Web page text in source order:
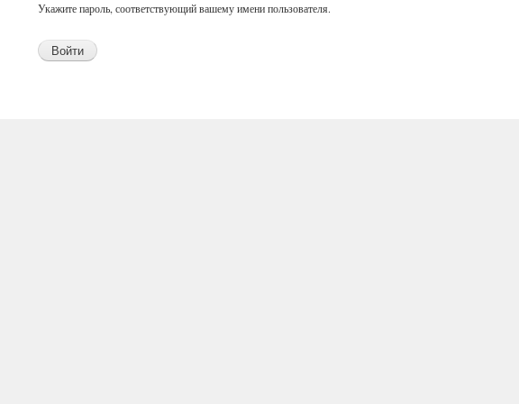
Укажите пароль, соответствующий вашему имени пользователя.